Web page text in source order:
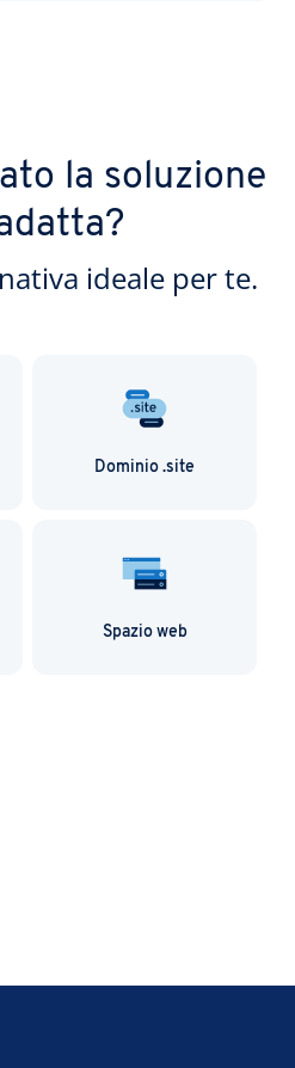
la soluzione
ideale per te.
Dominio .site
Spazio web